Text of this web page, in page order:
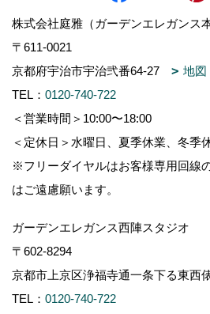
株式会社庭雅（ガーデンエレガンス本
〒611-0021
京都府宇治市宇治弐番64-27
地図
TEL： 0120-740-722
＜営業時間＞10:00〜18:00
＜定休日＞水曜日、夏季休業、冬季
※フリーダイヤルはお客様専用回線
はご遠慮願います。
ガーデンエレガンス西陣スタジオ
〒602-8294
京都市上京区浄福寺通一条下る東西
TEL： 0120-740-722